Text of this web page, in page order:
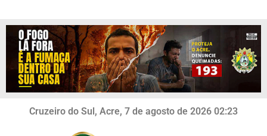
Cruzeiro do Sul, Acre, 7 de agosto de 2026 02:23